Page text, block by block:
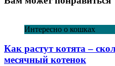
Интересно о кошках
Как растут котята –
месячный котенок